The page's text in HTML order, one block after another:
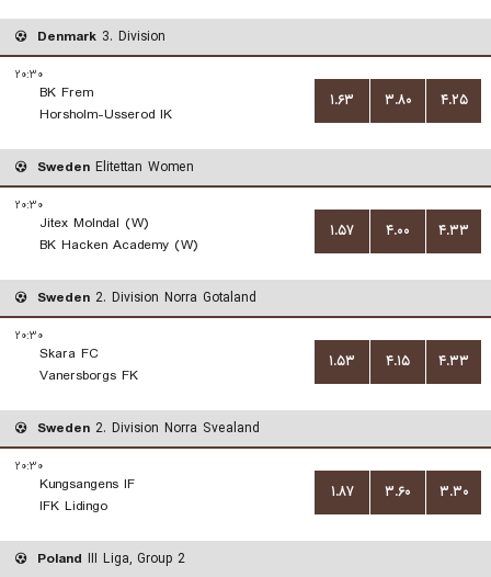
Denmark 3. Division
۲۰:۳۰
BK Frem
Horsholm-Usserod IK
۱.۶۳ ۳.۸۰ ۴.۲۵
Sweden Elitettan Women
۲۰:۳۰
Jitex Molndal (W)
BK Hacken Academy (W)
۱.۵۷ ۴.۰۰ ۴.۳۳
Sweden 2. Division Norra Gotaland
۲۰:۳۰
Skara FC
Vanersborgs FK
۱.۵۳ ۴.۱۵ ۴.۳۳
Sweden 2. Division Norra Svealand
۲۰:۳۰
Kungsangens IF
IFK Lidingo
۱.۸۷ ۳.۶۰ ۳.۳۰
Poland III Liga, Group 2